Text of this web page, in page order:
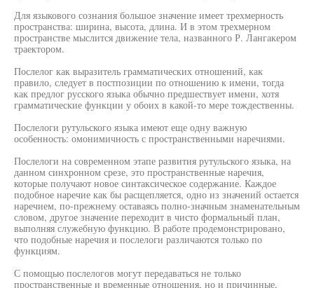
Для языкового сознания большое значение имеет трехмерность
пространства: ширина, высота, длина. И в этом трехмерном
пространстве мыслится движение тела, названного Р. Лангакером
траектором.
Послелог как выразитель грамматических отношений, как
правило, следует в постпозиции по отношению к имени, тогда
как предлог русского языка обычно предшествует имени, хотя
грамматические функции у обоих в какой-то мере тождественны.
Послелоги рутульского языка имеют еще одну важную
особенность: омонимичность с пространственными наречиями.
Послелоги на современном этапе развития рутульского языка, на
данном синхронном срезе, это пространственные наречия,
которые получают новое синтаксическое содержание. Каждое
подобное наречие как бы расщепляется, одно из значений остается
наречием, по-прежнему оставаясь полно-значным знаменательным
словом, другое значение переходит в чисто формальный план,
выполняя служебную функцию. В работе продемонстрировано,
что подобные наречия и послелоги различаются только по
функциям.
С помощью послелогов могут передаваться не только
пространственные и временные отношения, но и причинные,